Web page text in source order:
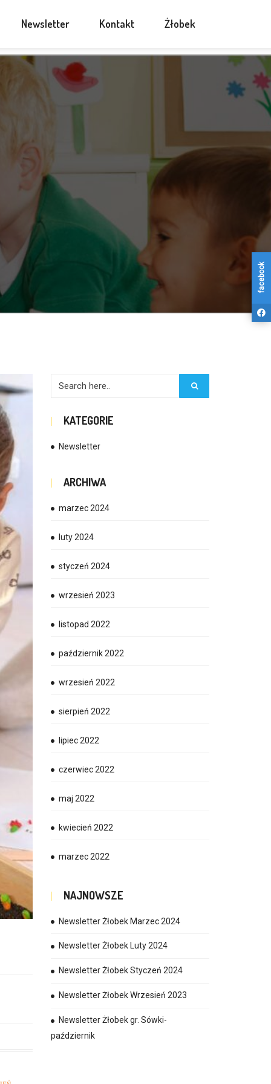
Newsletter Kontakt Żłobek
KATEGORIE
Newsletter
ARCHIWA
marzec 2024
luty 2024
styczeń 2024
wrzesień 2023
listopad 2022
październik 2022
wrzesień 2022
sierpień 2022
lipiec 2022
czerwiec 2022
maj 2022
kwiecień 2022
marzec 2022
NAJNOWSZE
Newsletter Żłobek Marzec 2024
Newsletter Żłobek Luty 2024
Newsletter Żłobek Styczeń 2024
Newsletter Żłobek Wrzesień 2023
Newsletter Żłobek gr. Sówki-
październik
facebook